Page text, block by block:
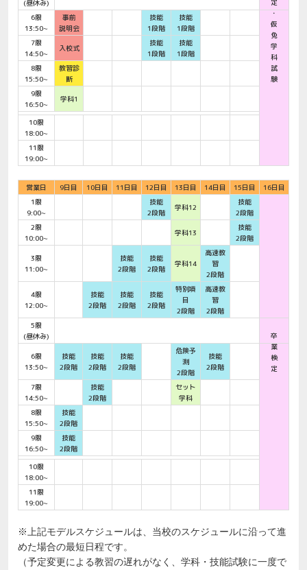
定
・
仮
免
学
科
試
験
(昼休み)
6限
13:50~
事前
説明会
技能
1段階
技能
1段階
7限
14:50~
入校式
技能
1段階
技能
1段階
8限
15:50~
教習診
断
9限
16:50~
学科1
10限
18:00~
11限
19:00~
営業日 9日目 10日目 11日目 12日目 13日目 14日目 15日目
16日目
1限
9:00~
技能
2段階
学科12
技能
2段階
卒
業
検
定
2限
10:00~
学科13
技能
2段階
3限
11:00~
技能
2段階
技能
2段階
学科14
高速教
習
2段階
4限
12:00~
技能
2段階
技能
2段階
技能
2段階
特別項
目
2段階
高速教
習
2段階
5限
(昼休み)
6限
13:50~
技能
2段階
技能
2段階
技能
2段階
危険予
測
2段階
技能
2段階
7限
14:50~
技能
2段階
セット
学科
8限
15:50~
技能
2段階
9限
16:50~
技能
2段階
10限
18:00~
11限
19:00~
※上記モデルスケジュールは、当校のスケジュールに沿って進
めた場合の最短日程です。
（予定変更による教習の遅れがなく、学科・技能試験に一度で